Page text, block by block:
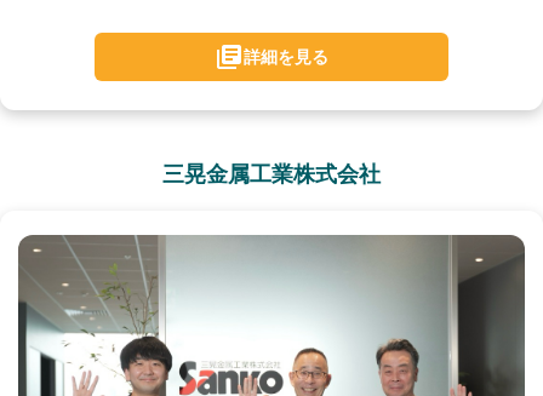
詳細を見る
三晃金属工業株式会社